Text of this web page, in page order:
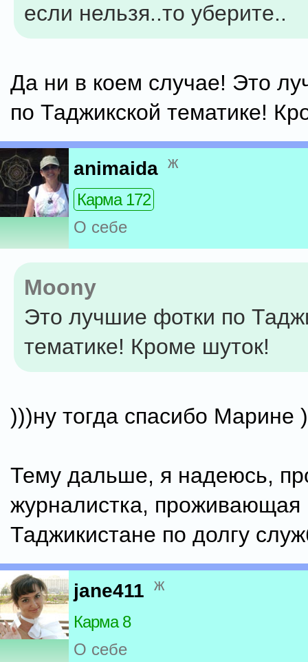
если нельзя..то уберите..
Да ни в коем случае! Это
по Таджикской тематике!
animaida ж
Карма 172
О себе
Moony
Это лучшие фотки по
тематике! Кроме шуток!
)))ну тогда спасибо Марине
Тему дальше, я надеюсь,
журналистка, проживающая
Таджикистане по долгу
jane411 ж
Карма 8
О себе